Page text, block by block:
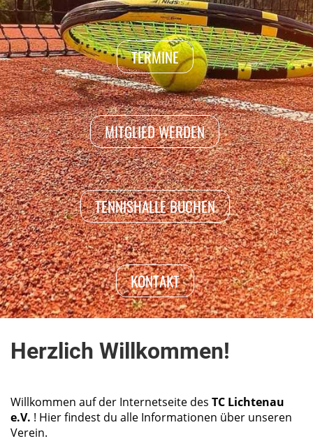
TERMINE
MITGLIED WERDEN
TENNISHALLE BUCHEN
KONTAKT
Herzlich Willkommen!
Willkommen auf der Internetseite des TC Lichtenau
e.V. ! Hier findest du alle Informationen über unseren
Verein.